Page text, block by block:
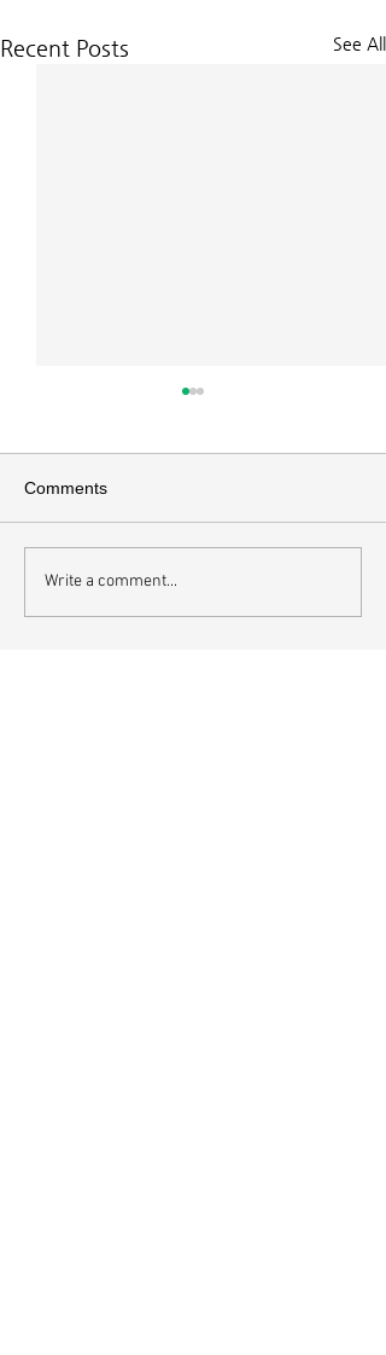
Recent Posts See All
하나님에게 속한 사람의
내면
Comments
Write a comment...